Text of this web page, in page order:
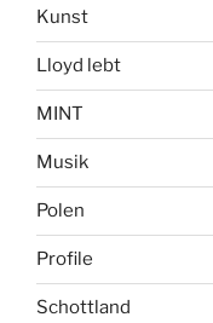
Kunst
Lloyd lebt
MINT
Musik
Polen
Profile
Schottland